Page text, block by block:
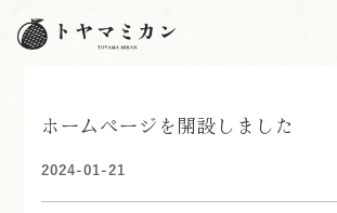
ホームページを開設しました
2024-01-21